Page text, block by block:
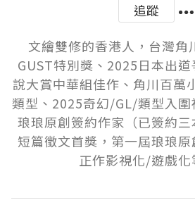
追蹤
文繪雙修的香港人，台灣角
GUST特別獎、2025日本出
說大賞中華組佳作、角川百萬
類型、2025奇幻/GL/類型入
琅琅原創簽約作家（已簽約三
短篇徵文首獎，第一屆琅琅原
正作影視化/遊戲化